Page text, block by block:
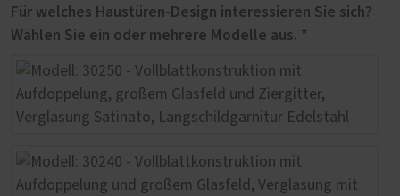
Für welches Haustüren-Design interessieren Sie sich?
Wählen Sie ein oder mehrere Modelle aus. *